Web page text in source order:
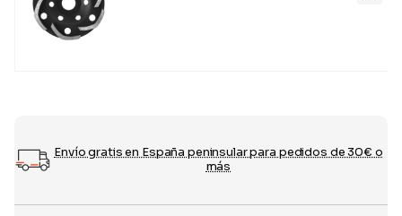
Envío gratis en España peninsular para pedidos de 30€ o
más